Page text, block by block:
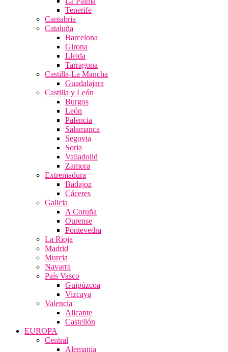
Tenerife
Cantabria
Cataluña
Barcelona
Girona
Lleida
Tarragona
Castilla-La Mancha
Guadalajara
Castilla y León
Burgos
León
Palencia
Salamanca
Segovia
Soria
Valladolid
Zamora
Extremadura
Badajoz
Cáceres
Galicia
A Coruña
Ourense
Pontevedra
La Rioja
Madrid
Murcia
Navarra
País Vasco
Guipúzcoa
Vizcaya
Valencia
Alicante
Castellón
EUROPA
Central
Alemania